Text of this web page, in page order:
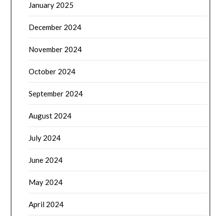
January 2025
December 2024
November 2024
October 2024
September 2024
August 2024
July 2024
June 2024
May 2024
April 2024